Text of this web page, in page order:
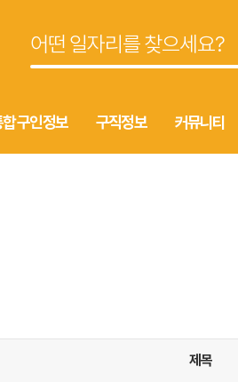
구인정보 구직정보 커뮤니티
제목